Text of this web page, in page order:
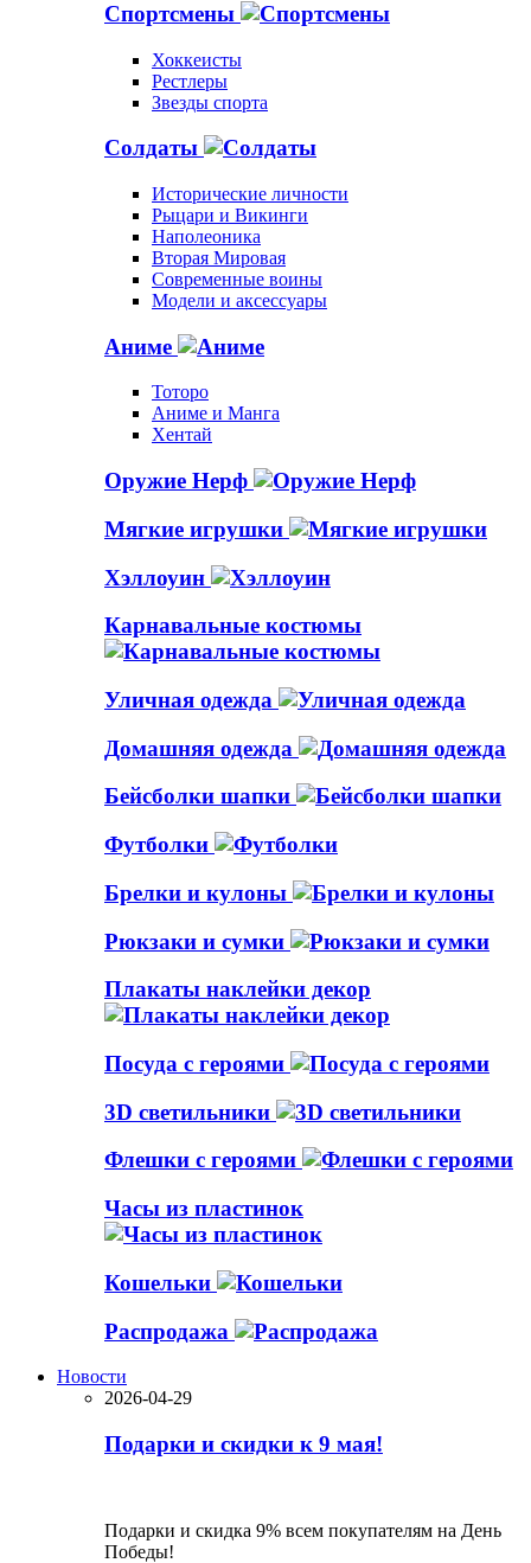
Спортсмены
Хоккеисты
Рестлеры
Звезды спорта
Солдаты
Исторические личности
Рыцари и Викинги
Наполеоника
Вторая Мировая
Современные воины
Модели и аксессуары
Аниме
Тоторо
Аниме и Манга
Хентай
Оружие Нерф
Мягкие игрушки
Хэллоуин
Карнавальные костюмы
Уличная одежда
Домашняя одежда
Бейсболки шапки
Футболки
Брелки и кулоны
Рюкзаки и сумки
Плакаты наклейки декор
Посуда с героями
3D светильники
Флешки с героями
Часы из пластинок
Кошельки
Распродажа
Новости
2026-04-29
Подарки и скидки к 9 мая!
Подарки и скидка 9% всем покупателям на День
Победы!